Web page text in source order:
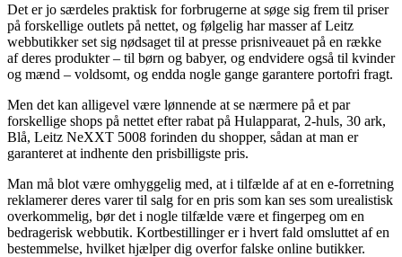
Det er jo særdeles praktisk for forbrugerne at søge sig frem til priser
på forskellige outlets på nettet, og følgelig har masser af Leitz
webbutikker set sig nødsaget til at presse prisniveauet på en række
af deres produkter – til børn og babyer, og endvidere også til kvinder
og mænd – voldsomt, og endda nogle gange garantere portofri fragt.
Men det kan alligevel være lønnende at se nærmere på et par
forskellige shops på nettet efter rabat på Hulapparat, 2-huls, 30 ark,
Blå, Leitz NeXXT 5008 forinden du shopper, sådan at man er
garanteret at indhente den prisbilligste pris.
Man må blot være omhyggelig med, at i tilfælde af at en e-forretning
reklamerer deres varer til salg for en pris som kan ses som urealistisk
overkommelig, bør det i nogle tilfælde være et fingerpeg om en
bedragerisk webbutik. Kortbestillinger er i hvert fald omsluttet af en
bestemmelse, hvilket hjælper dig overfor falske online butikker.